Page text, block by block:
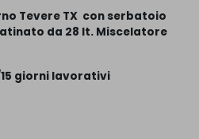
Tevere TX con serbatoio
da 28 lt. Miscelatore
giorni lavorativi